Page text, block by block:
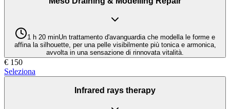
1 h 20 minUn trattamento d'avanguardia che modella le forme e
affina la silhouette, per una pelle visibilmente più tonica e armonica,
avvolta in una sensazione di rinnovata vitalità.
€ 150
Seleziona
Infrared rays therapy